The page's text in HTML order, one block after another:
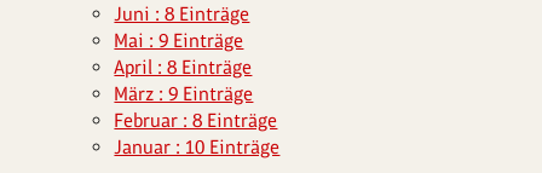
Juni : 8 Einträge
Mai : 9 Einträge
April : 8 Einträge
März : 9 Einträge
Februar : 8 Einträge
Januar : 10 Einträge